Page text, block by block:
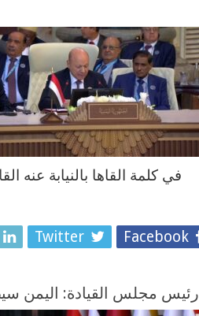
في كلمة القاها بالنيابة عنه
Facebook
Twitter
رئيس مجلس القيادة: اليمن